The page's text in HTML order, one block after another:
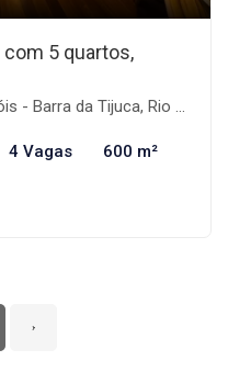
com 5 quartos,
da Tijuca, Rio de Janeiro-RJ
4 Vagas 600 m²
›